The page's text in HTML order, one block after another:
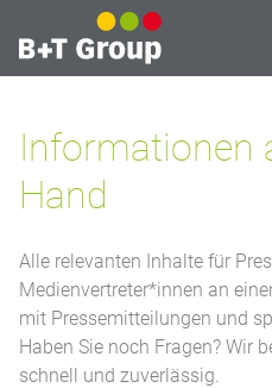
Informationen
Hand
Alle relevanten Inhalte für
Medienvertreter*innen an
mit Pressemitteilungen und
Haben Sie noch Fragen? Wir
schnell und zuverlässig.